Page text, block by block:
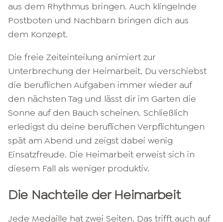
aus dem Rhythmus bringen. Auch klingelnde
Postboten und Nachbarn bringen dich aus
dem Konzept.
Die freie Zeiteinteilung animiert zur
Unterbrechung der Heimarbeit. Du verschiebst
die beruflichen Aufgaben immer wieder auf
den nächsten Tag und lässt dir im Garten die
Sonne auf den Bauch scheinen. Schließlich
erledigst du deine beruflichen Verpflichtungen
spät am Abend und zeigst dabei wenig
Einsatzfreude. Die Heimarbeit erweist sich in
diesem Fall als weniger produktiv.
Die Nachteile der Heimarbeit
Jede Medaille hat zwei Seiten. Das trifft auch auf